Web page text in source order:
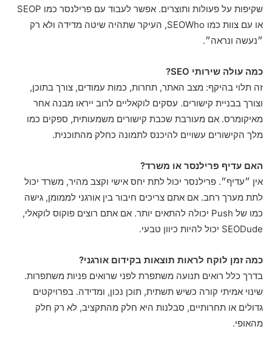
שקיפות על פעולות ותוצרים. אפשר לעבוד עם פרילנסר כמו SEOP
או עם צוות כמו SEOWho, העיקר שתהיה שיטה מדידה ולא רק
״נעשה ונראה״.
כמה עולה שירותי SEO?
זה תלוי בהיקף: מצב האתר, תחרות, כמות עמודים, צורך בתוכן,
וצורך בבניית קישורים. עסקים לוקאליים לרוב ייראו מבנה אחר
מאיקומרס. אם מעורבת שכבת קישורים משמעותית, ספקים כמו
מלך הקישורים עשויים להיכנס לתמונה כחלק מהתוכנית.
האם עדיף פרילנסר או משרד?
אין ״עדיף״. פרילנסר יכול לתת יחס אישי וקצב מהיר, משרד יכול
לתת מערך רחב. אם אתם צריכים חיבור בין אורגני לממומן, גישה
כמו של Push יכולה להתאים יותר. אם אתם רוצים פוקוס לוקאלי,
SEODude יכול להיות כיוון טבעי.
כמה זמן לוקח לראות תוצאות בקידום אורגני?
בדרך כלל רואים תנועה משתפרת לפני שרואים פניות משתפרות.
שינוי אמיתי קורה כשיש תשתית, תוכן נכון, ומדידה. בפרויקטים
גדולים או תחרותיים, סבלנות היא חלק מהתקציב, לא רק חלק
מהאופי.